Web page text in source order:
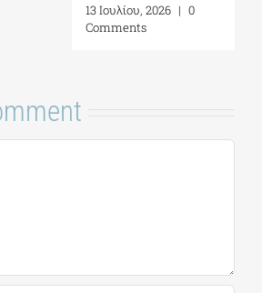
13 Ιουλίου, 2026 | 0
Comments